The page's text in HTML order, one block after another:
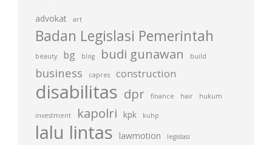
advokat art
Badan Legislasi Pemerintah
beauty bg blog budi gunawan build
business capres construction
disabilitas dpr finance hair hukum
investment kapolri kpk kuhp
lalu lintas lawmotion legislasi